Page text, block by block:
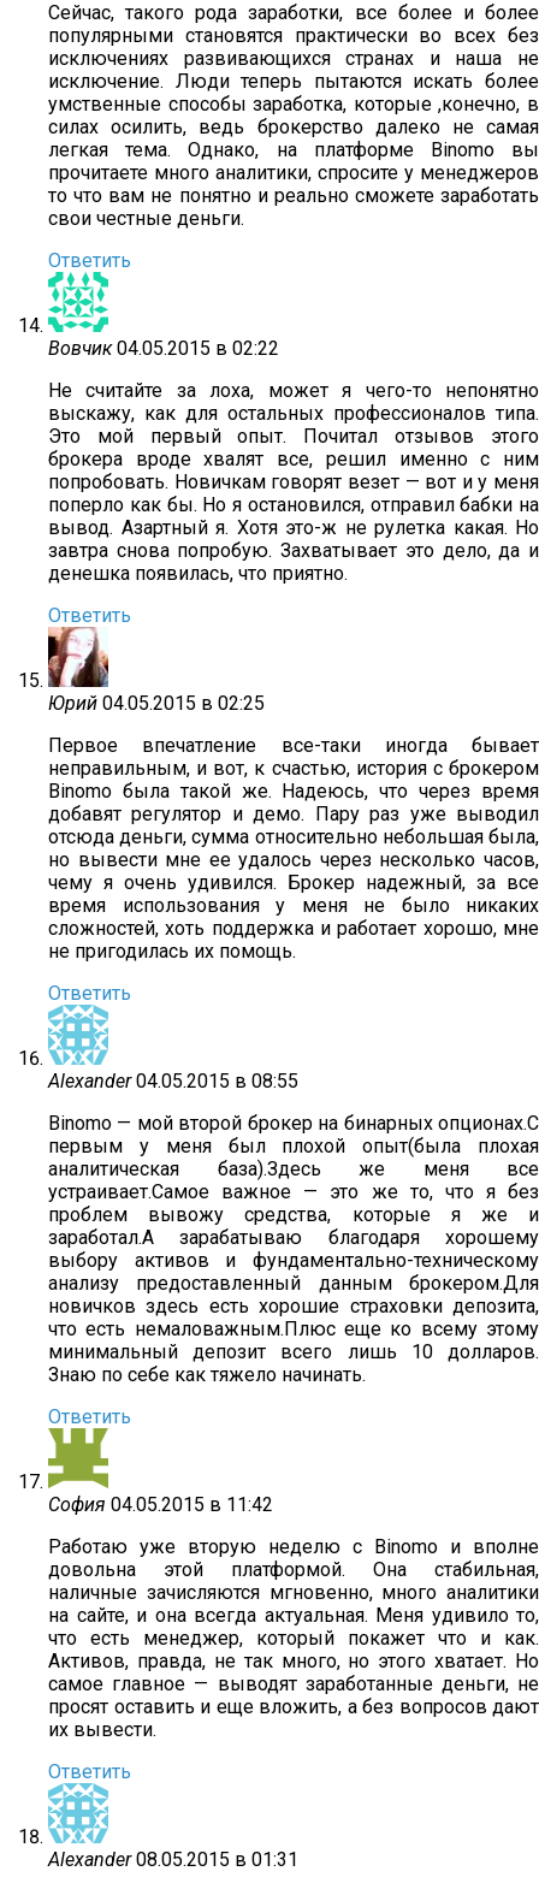
Сейчас, такого рода заработки, все более и более
популярными становятся практически во всех без
исключениях развивающихся странах и наша не
исключение. Люди теперь пытаются искать более
умственные способы заработка, которые ,конечно, в
силах осилить, ведь брокерство далеко не самая
легкая тема. Однако, на платформе Binomo вы
прочитаете много аналитики, спросите у менеджеров
то что вам не понятно и реально сможете заработать
свои честные деньги.
Ответить
Вовчик 04.05.2015 в 02:22
Не считайте за лоха, может я чего-то непонятно
выскажу, как для остальных профессионалов типа.
Это мой первый опыт. Почитал отзывов этого
брокера вроде хвалят все, решил именно с ним
попробовать. Новичкам говорят везет — вот и у меня
поперло как бы. Но я остановился, отправил бабки на
вывод. Азартный я. Хотя это-ж не рулетка какая. Но
завтра снова попробую. Захватывает это дело, да и
денешка появилась, что приятно.
Ответить
Юрий 04.05.2015 в 02:25
Первое впечатление все-таки иногда бывает
неправильным, и вот, к счастью, история с брокером
Binomo была такой же. Надеюсь, что через время
добавят регулятор и демо. Пару раз уже выводил
отсюда деньги, сумма относительно небольшая была,
но вывести мне ее удалось через несколько часов,
чему я очень удивился. Брокер надежный, за все
время использования у меня не было никаких
сложностей, хоть поддержка и работает хорошо, мне
не пригодилась их помощь.
Ответить
Alexander 04.05.2015 в 08:55
Binomo — мой второй брокер на бинарных опционах.С
первым у меня был плохой опыт(была плохая
аналитическая база).Здесь же меня все
устраивает.Самое важное — это же то, что я без
проблем вывожу средства, которые я же и
заработал.А зарабатываю благодаря хорошему
выбору активов и фундаментально-техническому
анализу предоставленный данным брокером.Для
новичков здесь есть хорошие страховки депозита,
что есть немаловажным.Плюс еще ко всему этому
минимальный депозит всего лишь 10 долларов.
Знаю по себе как тяжело начинать.
Ответить
София 04.05.2015 в 11:42
Работаю уже вторую неделю с Вinоmо и вполне
довольна этой платформой. Она стабильная,
наличные зачисляются мгновенно, много аналитики
на сайте, и она всегда актуальная. Меня удивило то,
что есть менеджер, который покажет что и как.
Активов, правда, не так много, но этого хватает. Но
самое главное — выводят заработанные деньги, не
просят оставить и еще вложить, а без вопросов дают
их вывести.
Ответить
Alexander 08.05.2015 в 01:31